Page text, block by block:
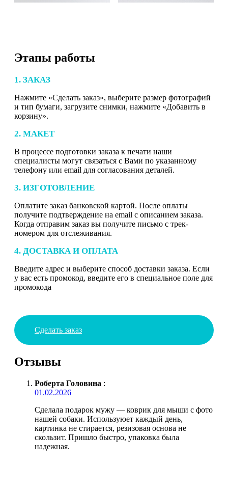
Этапы работы
1. ЗАКАЗ
Нажмите «Сделать заказ», выберите размер фотографий
и тип бумаги, загрузите снимки, нажмите «Добавить в
корзину».
2. МАКЕТ
В процессе подготовки заказа к печати наши
специалисты могут связаться с Вами по указанному
телефону или email для согласования деталей.
3. ИЗГОТОВЛЕНИЕ
Оплатите заказ банковской картой. После оплаты
получите подтверждение на email с описанием заказа.
Когда отправим заказ вы получите письмо с трек-
номером для отслеживания.
4. ДОСТАВКА И ОПЛАТА
Введите адрес и выберите способ доставки заказа. Если
у вас есть промокод, введите его в специальное поле для
промокода
Сделать заказ
Отзывы
Роберта Головина :
01.02.2026
Сделала подарок мужу — коврик для мыши с фото
нашей собаки. Используюет каждый день,
картинка не стирается, резизовая основа не
скользит. Пришло быстро, упаковка была
надежная.